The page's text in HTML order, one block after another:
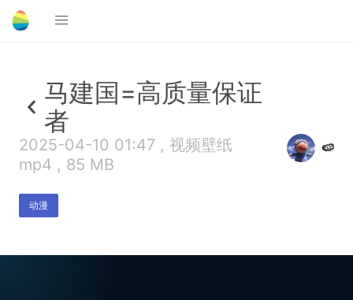
马建国=高质量保证
者
2025-04-10 01:47 , 视频壁纸
mp4 , 85 MB
动漫
🍉